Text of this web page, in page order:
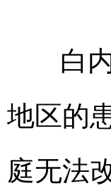
白内
地区的
庭无法